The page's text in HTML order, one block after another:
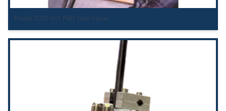
Model 2012 Hot Melt Glue Valve